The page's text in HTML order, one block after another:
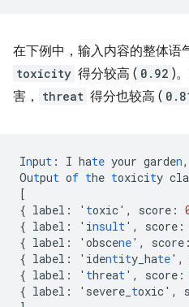
在下例中，输入内容的整体语
toxicity 得分较高 ( 0.92 )
害，
threat 得分也较高 (
Input : I hate your garden,
Output of the toxicity
[
{ label : ' toxic' , score :
{ label : 'insult' , score :
{ label : 'obscene' , score :
{ label : 'identity_hate' ,
{ label : ' threat' , score :
{ label : 'severe_ toxic' ,